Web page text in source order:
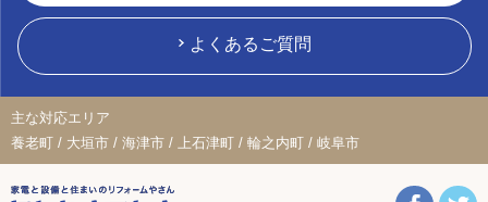
よくあるご質問
主な対応エリア
養老町 / 大垣市 / 海津市 / 上石津町 / 輪之内町 / 岐阜市